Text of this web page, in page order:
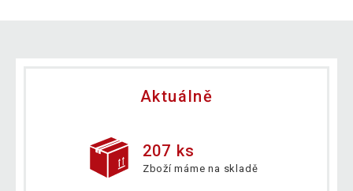
Aktuálně
207 ks
Zboží máme na skladě